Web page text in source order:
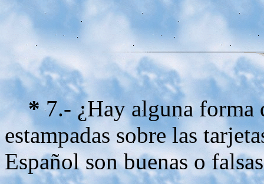
*7.- ¿Hay alguna forma
estampadas sobre las
Español son buenas o